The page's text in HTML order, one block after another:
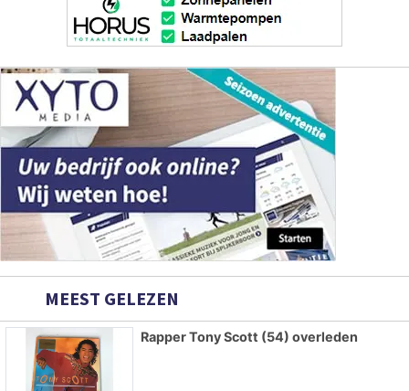
MEEST GELEZEN
Rapper Tony Scott (54) overleden